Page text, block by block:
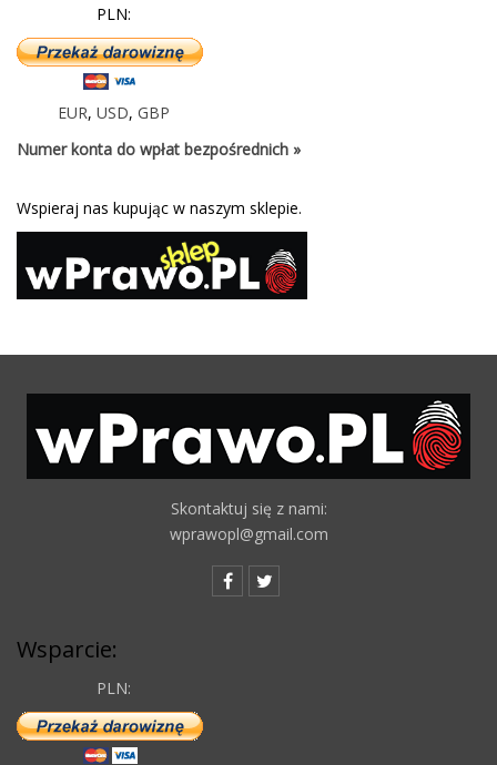
PLN:
EUR, USD, GBP
Numer konta do wpłat bezpośrednich »
Wspieraj nas kupując w naszym sklepie.
Skontaktuj się z nami:
wprawopl@gmail.com
Wsparcie:
PLN: